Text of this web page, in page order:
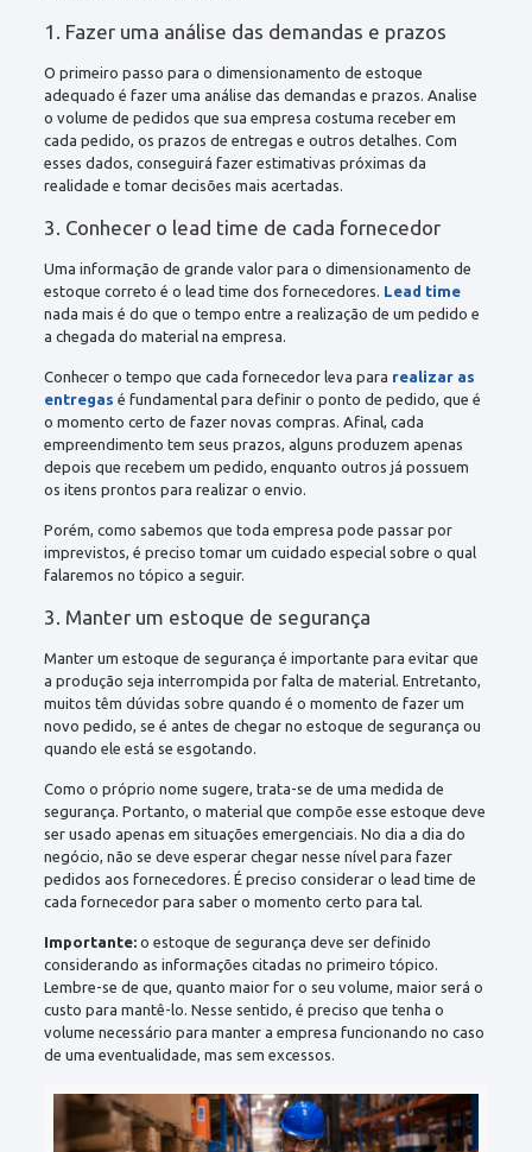
1. Fazer uma análise das demandas e prazos
O primeiro passo para o dimensionamento de estoque
adequado é fazer uma análise das demandas e prazos. Analise
o volume de pedidos que sua empresa costuma receber em
cada pedido, os prazos de entregas e outros detalhes. Com
esses dados, conseguirá fazer estimativas próximas da
realidade e tomar decisões mais acertadas.
3. Conhecer o lead time de cada fornecedor
Uma informação de grande valor para o dimensionamento de
estoque correto é o lead time dos fornecedores. Lead time
nada mais é do que o tempo entre a realização de um pedido e
a chegada do material na empresa.
Conhecer o tempo que cada fornecedor leva para realizar as
entregas é fundamental para definir o ponto de pedido, que é
o momento certo de fazer novas compras. Afinal, cada
empreendimento tem seus prazos, alguns produzem apenas
depois que recebem um pedido, enquanto outros já possuem
os itens prontos para realizar o envio.
Porém, como sabemos que toda empresa pode passar por
imprevistos, é preciso tomar um cuidado especial sobre o qual
falaremos no tópico a seguir.
3. Manter um estoque de segurança
Manter um estoque de segurança é importante para evitar que
a produção seja interrompida por falta de material. Entretanto,
muitos têm dúvidas sobre quando é o momento de fazer um
novo pedido, se é antes de chegar no estoque de segurança ou
quando ele está se esgotando.
Como o próprio nome sugere, trata-se de uma medida de
segurança. Portanto, o material que compõe esse estoque deve
ser usado apenas em situações emergenciais. No dia a dia do
negócio, não se deve esperar chegar nesse nível para fazer
pedidos aos fornecedores. É preciso considerar o lead time de
cada fornecedor para saber o momento certo para tal.
Importante:o estoque de segurança deve ser definido
considerando as informações citadas no primeiro tópico.
Lembre-se de que, quanto maior for o seu volume, maior será o
custo para mantê-lo. Nesse sentido, é preciso que tenha o
volume necessário para manter a empresa funcionando no caso
de uma eventualidade, mas sem excessos.